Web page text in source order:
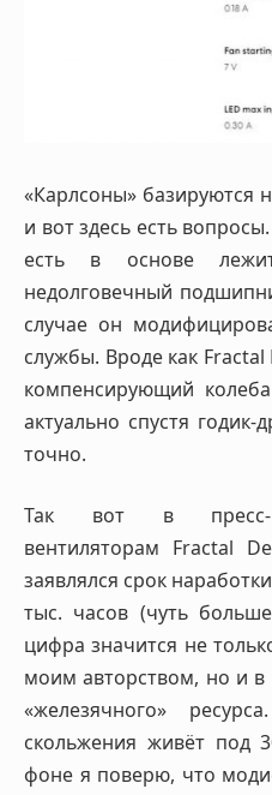
«Карлсоны» базируются
и вот здесь есть
есть в основе
недолговечный
случае он
службы. Вроде как
компенсирующий
актуально спустя
точно.
Так вот в пресс-
вентиляторам Fractal
заявлялся срок
тыс. часов (чуть
цифра значится не
моим авторством, но и в
«железячного»
скольжения живёт под
фоне я поверю, что